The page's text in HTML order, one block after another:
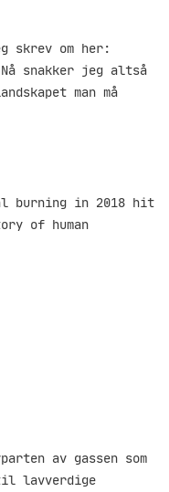
skrev om her:
Nå snakker jeg altså
man må
burning in 2018 hit
of human
av gassen som
lavverdige